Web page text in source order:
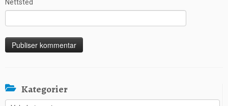
Nettsted
Kategorier
Kategorier